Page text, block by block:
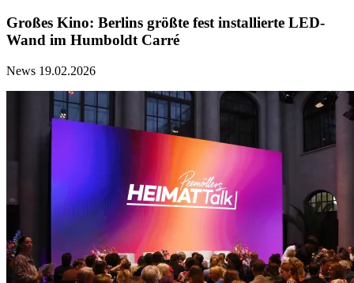
Großes Kino: Berlins größte fest installierte LED-
Wand im Humboldt Carré
News 19.02.2026